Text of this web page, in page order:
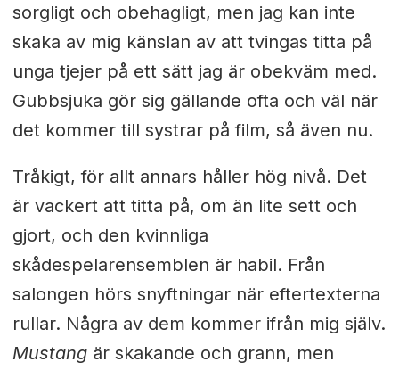
sorgligt och obehagligt, men jag kan inte
skaka av mig känslan av att tvingas titta på
unga tjejer på ett sätt jag är obekväm med.
Gubbsjuka gör sig gällande ofta och väl när
det kommer till systrar på film, så även nu.
Tråkigt, för allt annars håller hög nivå. Det
är vackert att titta på, om än lite sett och
gjort, och den kvinnliga
skådespelarensemblen är habil. Från
salongen hörs snyftningar när eftertexterna
rullar. Några av dem kommer ifrån mig själv.
Mustang är skakande och grann, men